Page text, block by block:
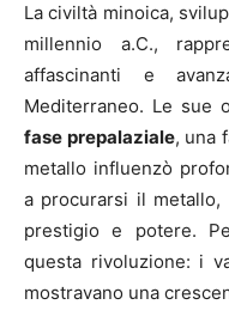
La civiltà minoica,
millennio a.C.,
affascinanti e
Mediterraneo. Le sue
fase prepalaziale, una
metallo influenzò
a procurarsi il metallo,
prestigio e potere.
questa rivoluzione: i
mostravano una